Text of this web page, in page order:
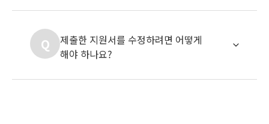
Q
제출한 지원서를 수정하려면 어떻게
해야 하나요?